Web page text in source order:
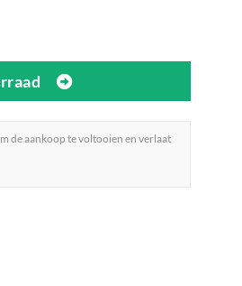
de aankoop te voltooien en verlaat